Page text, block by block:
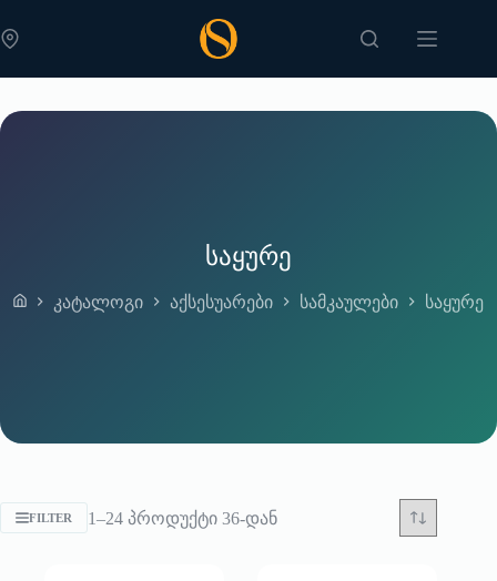
to
content
საყურე
Home
კატალოგი აქსესუარები სამკაულები საყურე
FILTER 1–24 პროდუქტი 36-დანSorted